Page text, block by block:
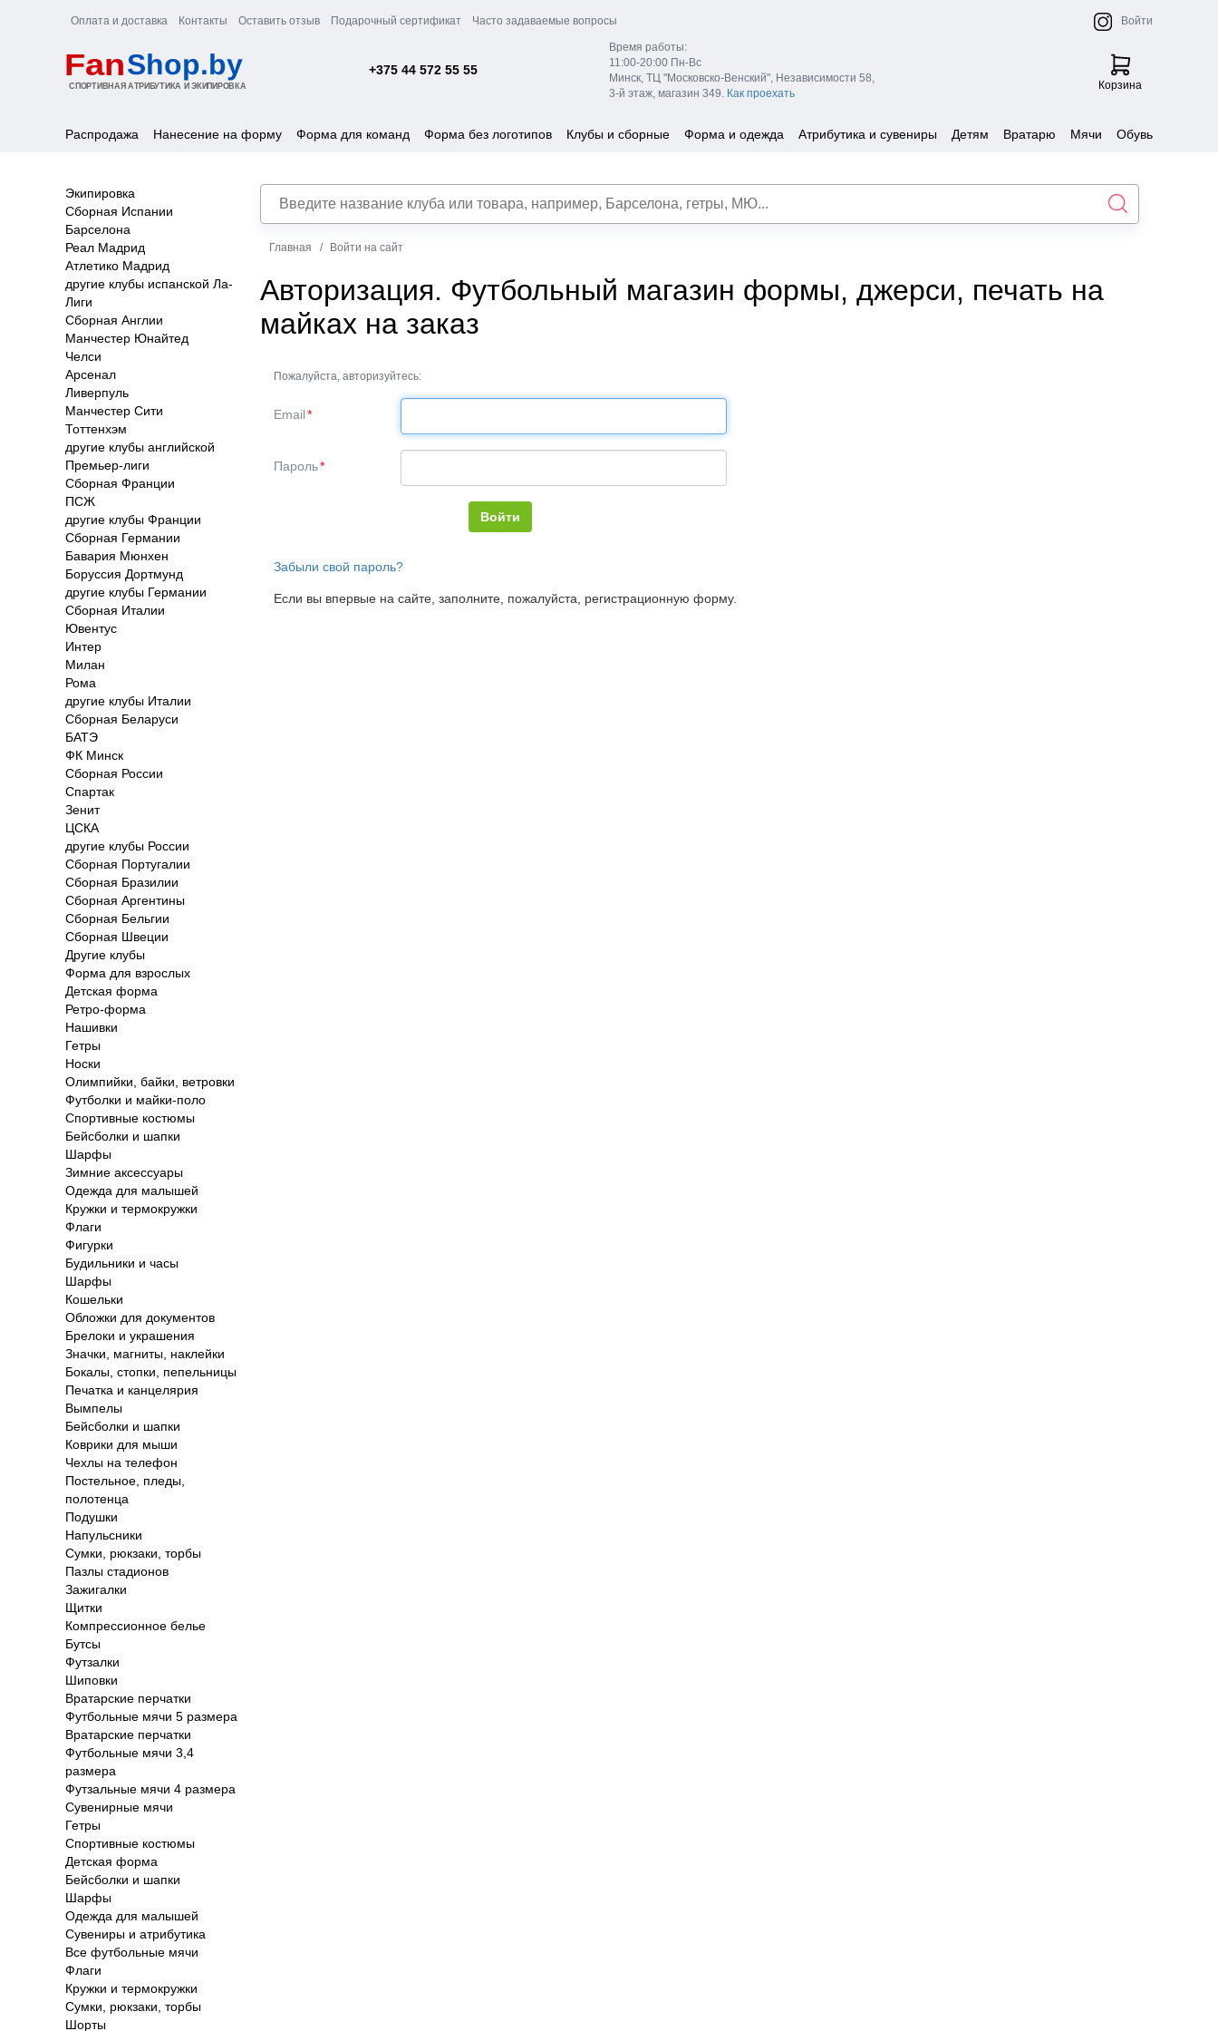
Оплата и доставка Контакты Оставить отзыв Подарочный сертификат Часто задаваемые вопросы Войти
+375 44 572 55 55
Время работы:
11:00-20:00 Пн-Вс
Минск, ТЦ "Московско-Венский", Независимости 58,
3-й этаж, магазин 349. Как проехать
Корзина
Распродажа Нанесение на форму Форма для команд Форма без логотипов Клубы и сборные Форма и одежда Атрибутика и сувениры Детям Вратарю Мячи Обувь
Экипировка
Сборная Испании
Барселона
Реал Мадрид
Атлетико Мадрид
другие клубы испанской Ла-
Лиги
Сборная Англии
Манчестер Юнайтед
Челси
Арсенал
Ливерпуль
Манчестер Сити
Тоттенхэм
другие клубы английской
Премьер-лиги
Сборная Франции
ПСЖ
другие клубы Франции
Сборная Германии
Бавария Мюнхен
Боруссия Дортмунд
другие клубы Германии
Сборная Италии
Ювентус
Интер
Милан
Рома
другие клубы Италии
Сборная Беларуси
БАТЭ
ФК Минск
Сборная России
Спартак
Зенит
ЦСКА
другие клубы России
Сборная Португалии
Сборная Бразилии
Сборная Аргентины
Сборная Бельгии
Сборная Швеции
Другие клубы
Форма для взрослых
Детская форма
Ретро-форма
Нашивки
Гетры
Носки
Олимпийки, байки, ветровки
Футболки и майки-поло
Спортивные костюмы
Бейсболки и шапки
Шарфы
Зимние аксессуары
Одежда для малышей
Кружки и термокружки
Флаги
Фигурки
Будильники и часы
Шарфы
Кошельки
Обложки для документов
Брелоки и украшения
Значки, магниты, наклейки
Бокалы, стопки, пепельницы
Печатка и канцелярия
Вымпелы
Бейсболки и шапки
Коврики для мыши
Чехлы на телефон
Постельное, пледы,
полотенца
Подушки
Напульсники
Сумки, рюкзаки, торбы
Пазлы стадионов
Зажигалки
Щитки
Компрессионное белье
Бутсы
Футзалки
Шиповки
Вратарские перчатки
Футбольные мячи 5 размера
Вратарские перчатки
Футбольные мячи 3,4
размера
Футзальные мячи 4 размера
Сувенирные мячи
Гетры
Спортивные костюмы
Детская форма
Бейсболки и шапки
Шарфы
Одежда для малышей
Сувениры и атрибутика
Все футбольные мячи
Флаги
Кружки и термокружки
Сумки, рюкзаки, торбы
Шорты
Главная Войти на сайт
Авторизация. Футбольный магазин формы, джерси, печать на
майках на заказ
Пожалуйста, авторизуйтесь:
Email
Пароль
Войти
Забыли свой пароль?
Если вы впервые на сайте, заполните, пожалуйста, регистрационную форму.